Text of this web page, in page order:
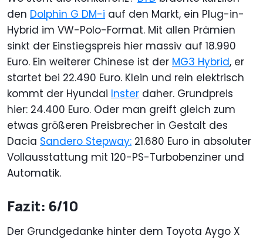
den Dolphin G DM-i auf den Markt, ein Plug-in-
Hybrid im VW-Polo-Format. Mit allen Prämien
sinkt der Einstiegspreis hier massiv auf 18.990
Euro. Ein weiterer Chinese ist der MG3 Hybrid, er
startet bei 22.490 Euro. Klein und rein elektrisch
kommt der Hyundai Inster daher. Grundpreis
hier: 24.400 Euro. Oder man greift gleich zum
etwas größeren Preisbrecher in Gestalt des
Dacia Sandero Stepway: 21.680 Euro in absoluter
Vollausstattung mit 120-PS-Turbobenziner und
Automatik.
Fazit: 6/10
Der Grundgedanke hinter dem Toyota Aygo X